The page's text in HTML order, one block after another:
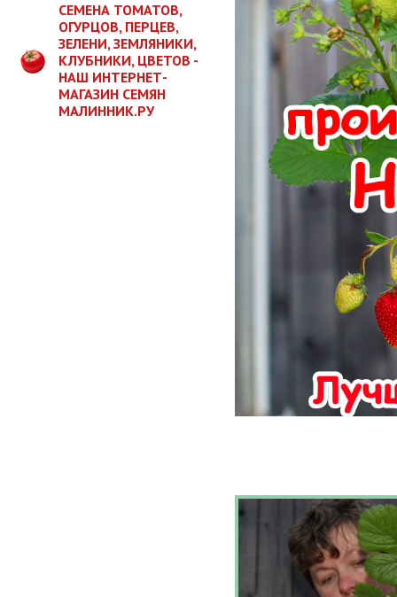
СЕМЕНА ТОМАТОВ,
ОГУРЦОВ, ПЕРЦЕВ,
ЗЕЛЕНИ, ЗЕМЛЯНИКИ,
КЛУБНИКИ, ЦВЕТОВ -
НАШ ИНТЕРНЕТ-
МАГАЗИН СЕМЯН
МАЛИННИК.РУ